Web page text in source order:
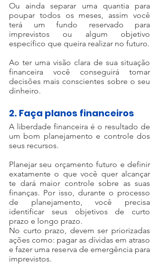
Ou ainda separar uma quantia para
poupar todos os meses, assim você
terá um fundo reservado para
imprevistos ou algum objetivo
específico que queira realizar no futuro.
Ao ter uma visão clara de sua situação
financeira você conseguirá tomar
decisões mais conscientes sobre o seu
dinheiro.
2. Faça planos financeiros
A liberdade financeira é o resultado de
um bom planejamento e controle dos
seus recursos.
Planejar seu orçamento futuro e definir
exatamente o que você quer alcançar
te dará maior controle sobre as suas
finanças. Por isso, durante o processo
de planejamento, você precisa
identificar seus objetivos de curto
prazo e longo prazo.
No curto prazo, devem ser priorizadas
ações como: pagar as dívidas em atraso
e fazer uma reserva de emergência para
imprevistos.